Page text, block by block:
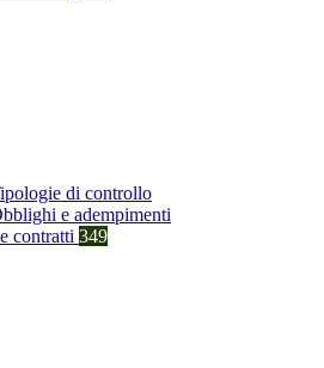
di controllo
e adempimenti
contratti 349